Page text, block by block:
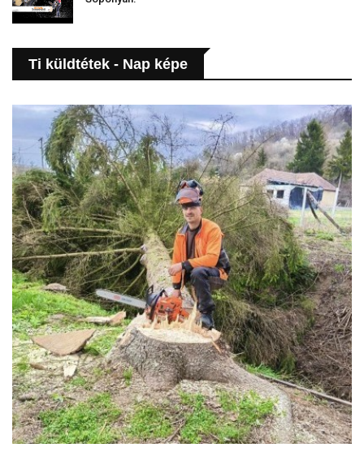
Ti küldtétek - Nap képe